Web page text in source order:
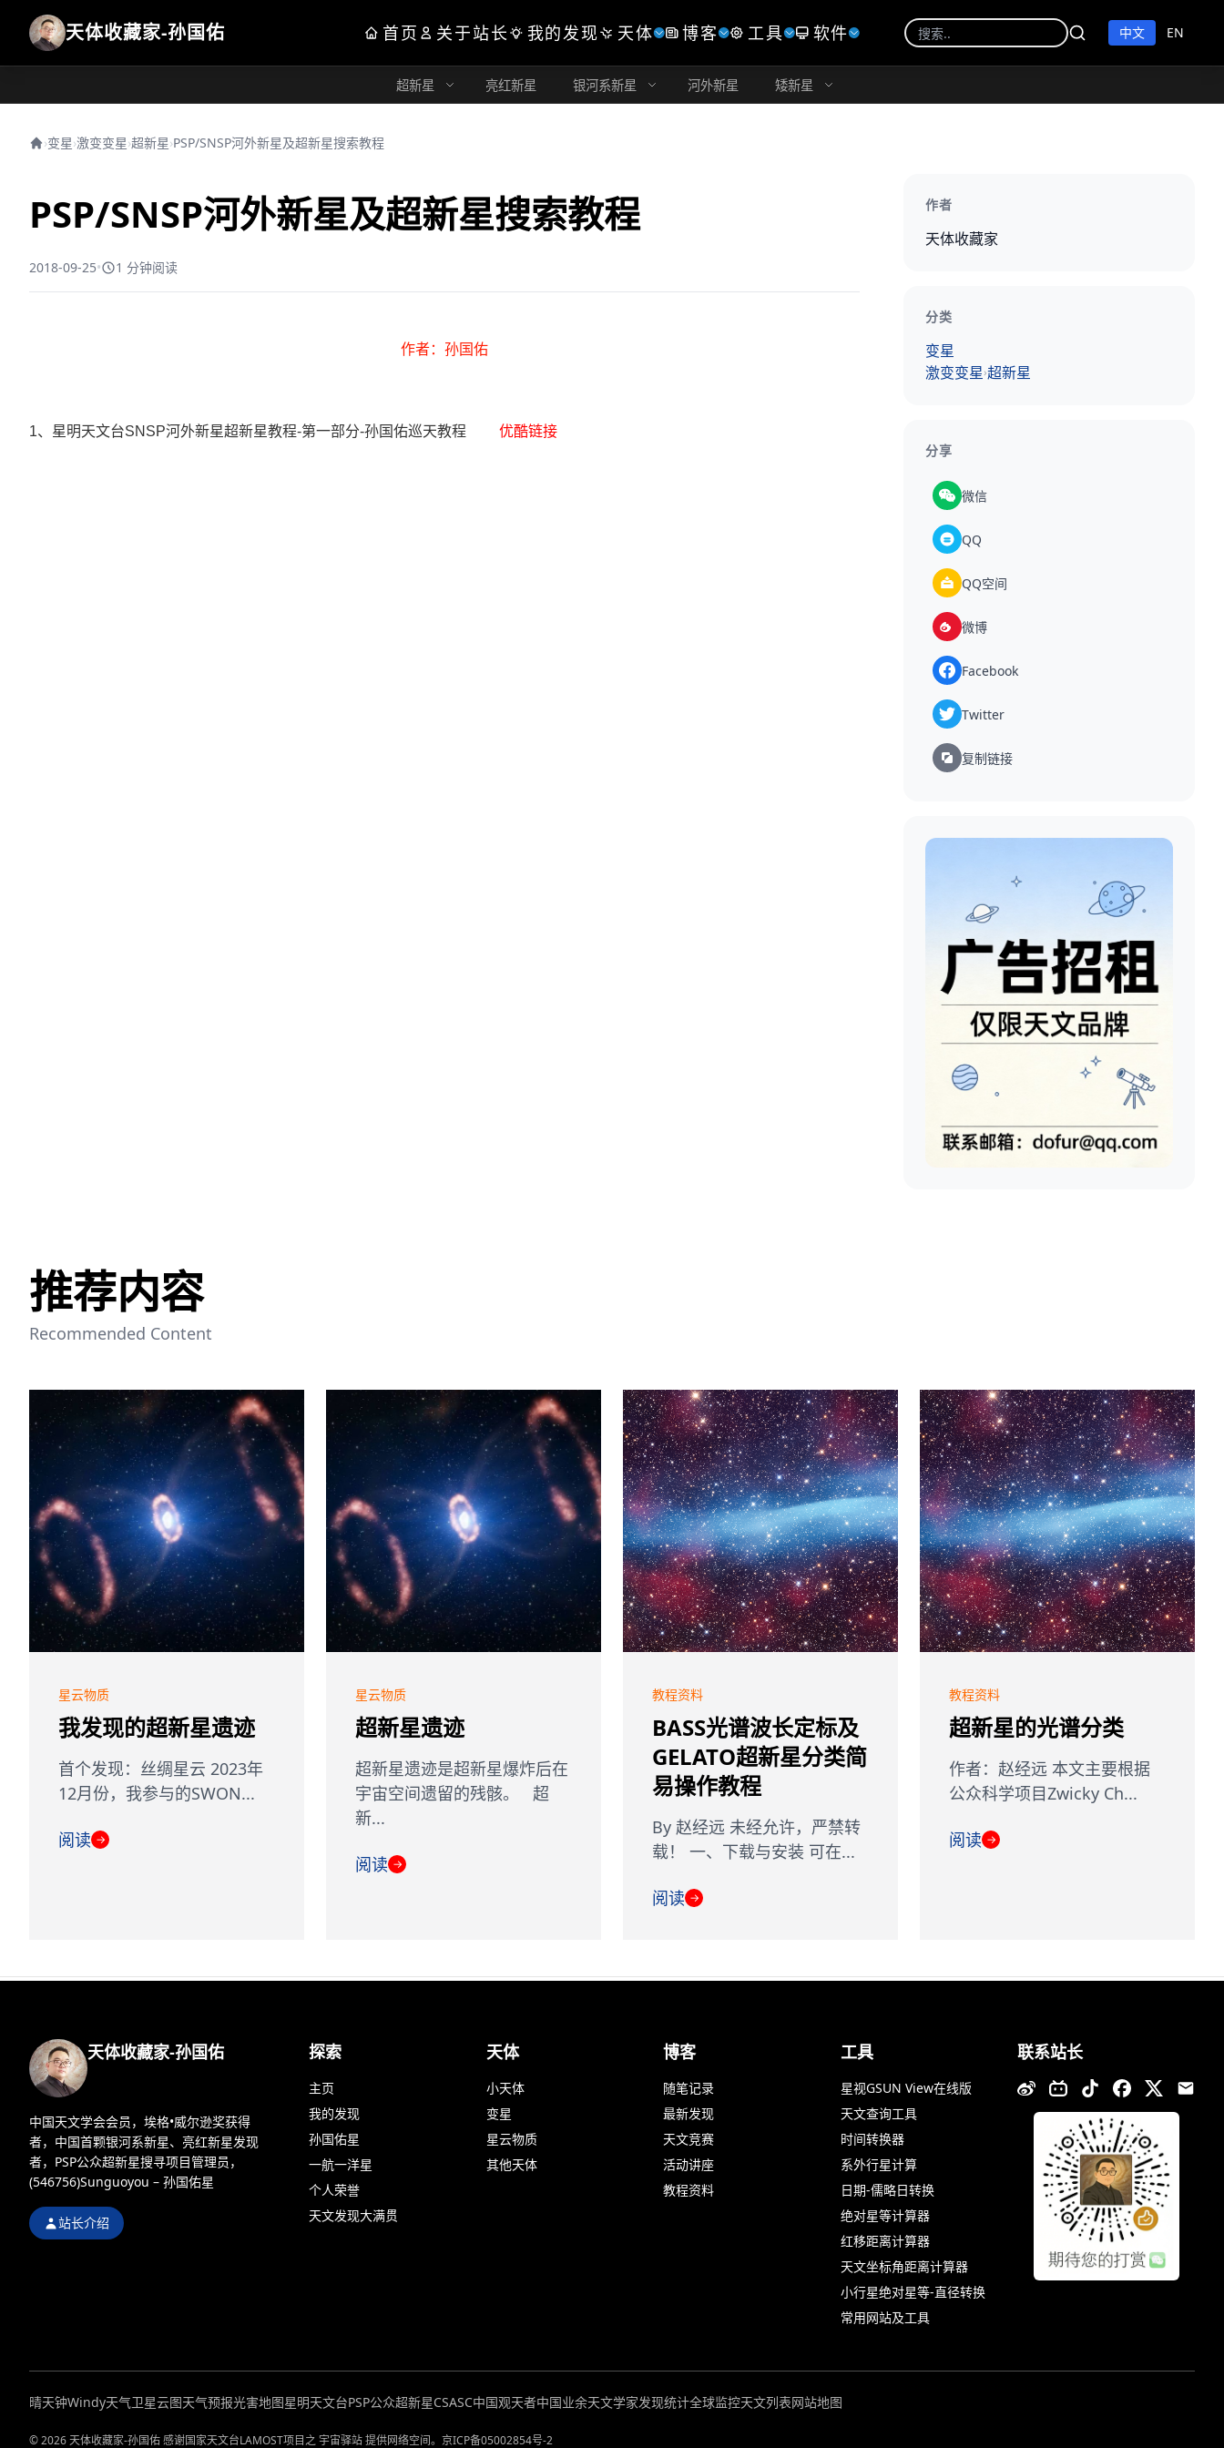
天体收藏家-孙国佑 首页 关于站长 我的发现 天体 博客 工具 软件 中文 EN
超新星 亮红新星 银河系新星 河外新星 矮新星
›变星›激变变星›超新星›PSP/SNSP河外新星及超新星搜索教程
PSP/SNSP河外新星及超新星搜索教程
2018-09-25• 1 分钟阅读
作者：孙国佑
1、星明天文台SNSP河外新星超新星教程-第一部分-孙国佑巡天教程 优酷链接
作者
天体收藏家
分类
变星
激变变星›超新星
分享
微信
QQ
QQ空间
微博
Facebook
Twitter
复制链接
推荐内容
Recommended Content
星云物质
我发现的超新星遗迹
首个发现：丝绸星云 2023年
12月份，我参与的SWON...
阅读 →
星云物质
超新星遗迹
超新星遗迹是超新星爆炸后在
宇宙空间遗留的残骸。 超
新...
阅读 →
教程资料
BASS光谱波长定标及
GELATO超新星分类简
易操作教程
By 赵经远 未经允许，严禁转
载！ 一、下载与安装 可在...
阅读 →
教程资料
超新星的光谱分类
作者：赵经远 本文主要根据
公众科学项目Zwicky Ch...
阅读 →
天体收藏家-孙国佑
中国天文学会会员，埃格•威尔逊奖获得
者，中国首颗银河系新星、亮红新星发现
者，PSP公众超新星搜寻项目管理员，
(546756)Sunguoyou – 孙国佑星
站长介绍
探索
主页
我的发现
孙国佑星
一航一洋星
个人荣誉
天文发现大满贯
天体
小天体
变星
星云物质
其他天体
博客
随笔记录
最新发现
天文竞赛
活动讲座
教程资料
工具
星视GSUN View在线版
天文查询工具
时间转换器
系外行星计算
日期-儒略日转换
绝对星等计算器
红移距离计算器
天文坐标角距离计算器
小行星绝对星等-直径转换
常用网站及工具
联系站长
晴天钟Windy天气卫星云图天气预报光害地图星明天文台PSP公众超新星CSASC中国观天者中国业余天文学家发现统计全球监控天文列表网站地图
© 2026 天体收藏家-孙国佑 感谢国家天文台LAMOST项目之 宇宙驿站 提供网络空间。 京ICP备05002854号-2